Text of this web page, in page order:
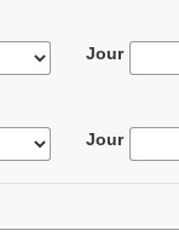
Jour
Jour